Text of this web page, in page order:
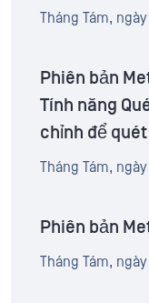
Tháng Tám,
Phiên bản
Tính năng
chỉnh để
Tháng Tám,
Phiên bản
Tháng Tám,